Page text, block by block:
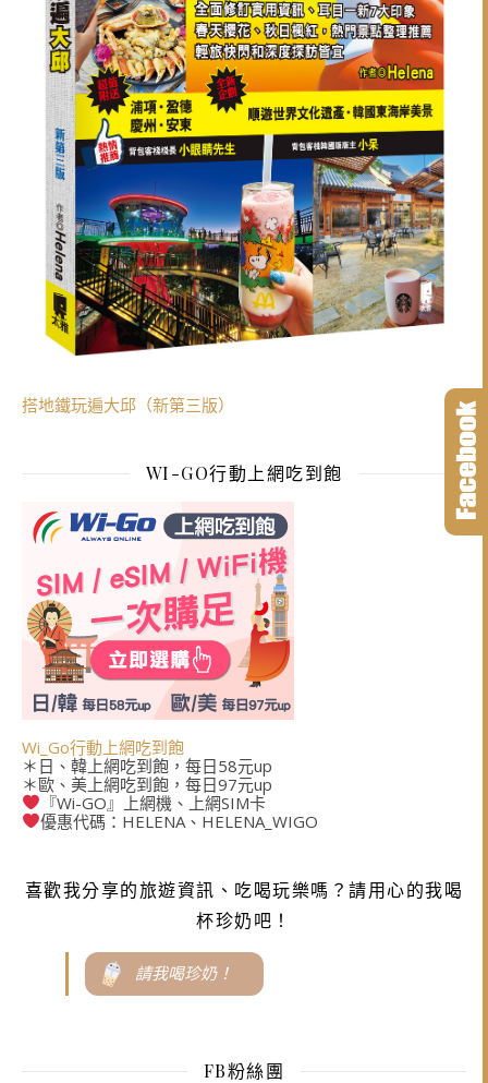
搭地鐵玩遍大邱（新第三版）
WI-GO行動上網吃到飽
Wi_Go行動上網吃到飽
＊日、韓上網吃到飽，每日58元up
＊歐、美上網吃到飽，每日97元up
『Wi-GO』上網機、上網SIM卡
優惠代碼：HELENA、HELENA_WIGO
喜歡我分享的旅遊資訊、吃喝玩樂嗎？請用心的我喝
杯珍奶吧！
請我喝珍奶！
FB粉絲團